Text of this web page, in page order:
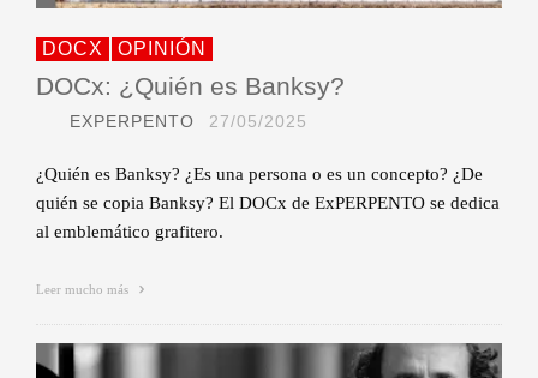
DOCX OPINIÓN
DOCx: ¿Quién es Banksy?
EXPERPENTO 27/05/2025
¿Quién es Banksy? ¿Es una persona o es un concepto? ¿De
quién se copia Banksy? El DOCx de ExPERPENTO se dedica
al emblemático grafitero.
Leer mucho más